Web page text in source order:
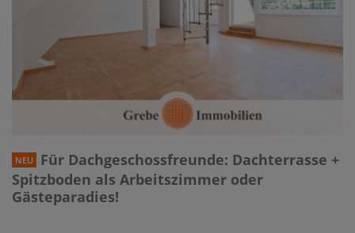
NEU
Für Dachgeschossfreunde: Dachterrasse +
Spitzboden als Arbeitszimmer oder
Gästeparadies!